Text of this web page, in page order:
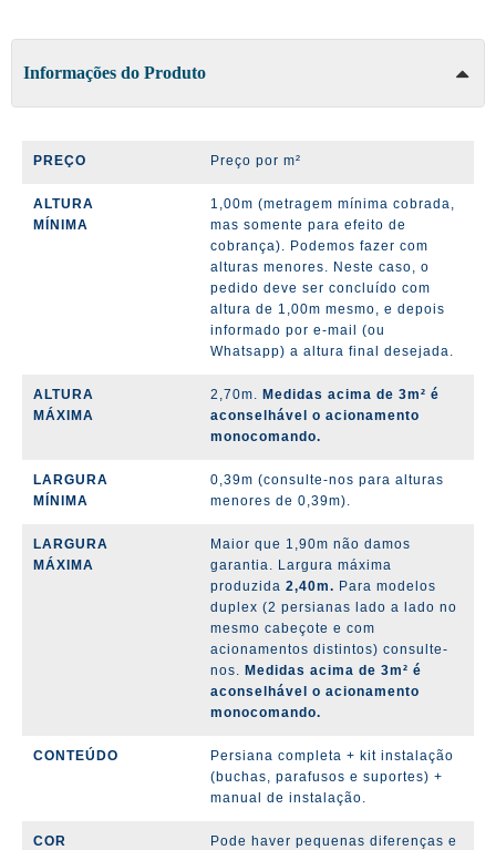
Informações do Produto
PREÇO Preço por m²
ALTURA
MÍNIMA
1,00m (metragem mínima cobrada,
mas somente para efeito de
cobrança). Podemos fazer com
alturas menores. Neste caso, o
pedido deve ser concluído com
altura de 1,00m mesmo, e depois
informado por e-mail (ou
Whatsapp) a altura final desejada.
ALTURA
MÁXIMA
2,70m. Medidas acima de 3m² é
aconselhável o acionamento
monocomando.
LARGURA
MÍNIMA
0,39m (consulte-nos para alturas
menores de 0,39m).
LARGURA
MÁXIMA
Maior que 1,90m não damos
garantia. Largura máxima
produzida 2,40m. Para modelos
duplex (2 persianas lado a lado no
mesmo cabeçote e com
acionamentos distintos) consulte-
nos. Medidas acima de 3m² é
aconselhável o acionamento
monocomando.
CONTEÚDO
Persiana completa + kit instalação
(buchas, parafusos e suportes) +
manual de instalação.
COR
Pode haver pequenas diferenças e